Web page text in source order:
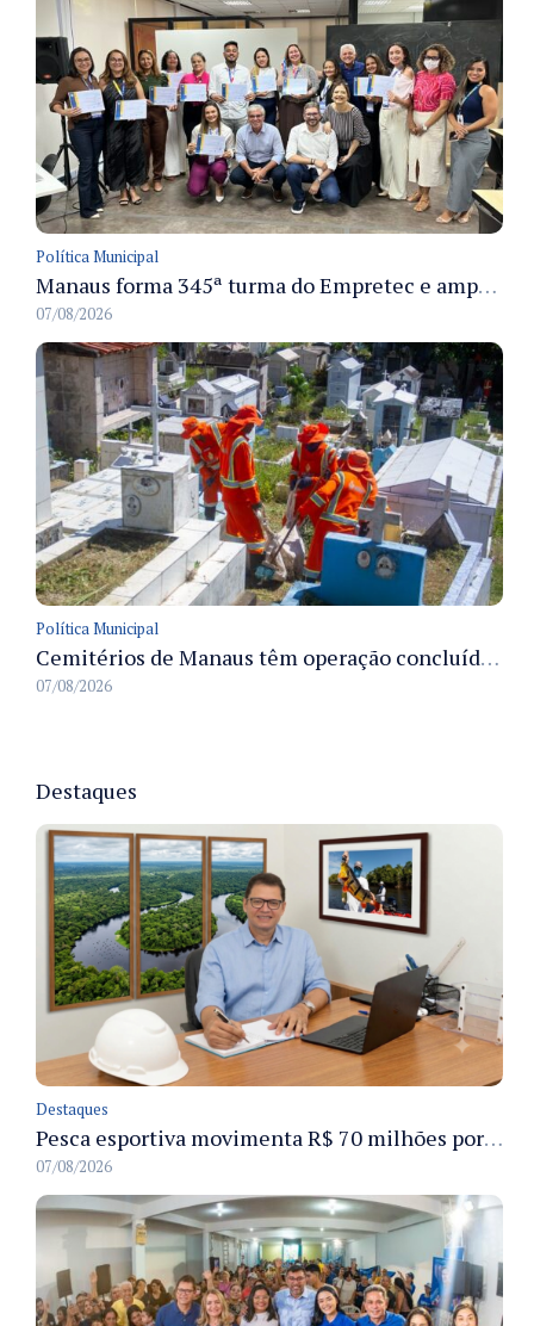
Política Municipal
Manaus forma 345ª turma do Empretec e amplia qualificação de empreendedores na cidade
07/08/2026
Política Municipal
Cemitérios de Manaus têm operação concluída e estrutura pronta para receber famílias no Dia dos Pais
07/08/2026
Destaques
Destaques
Pesca esportiva movimenta R$ 70 milhões por ano e ganha espaço na economia sustentável do Amazonas
07/08/2026